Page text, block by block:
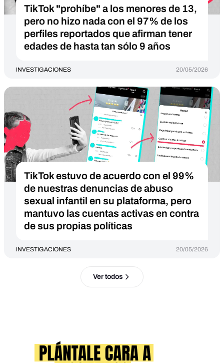
TikTok "prohíbe" a los menores de 13,
pero no hizo nada con el 97% de los
perfiles reportados que afirman tener
edades de hasta tan sólo 9 años
INVESTIGACIONES 20/05/2026
TikTok estuvo de acuerdo con el 99%
de nuestras denuncias de abuso
sexual infantil en su plataforma, pero
mantuvo las cuentas activas en contra
de sus propias políticas
INVESTIGACIONES 20/05/2026
Ver todos